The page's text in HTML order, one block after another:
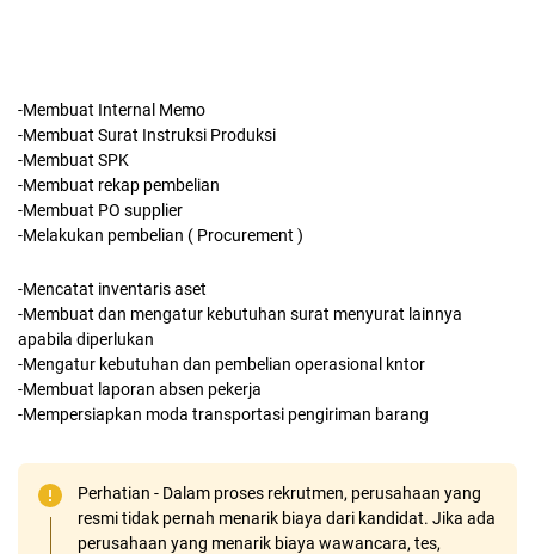
-Membuat Internal Memo
-Membuat Surat Instruksi Produksi
-Membuat SPK
-Membuat rekap pembelian
-Membuat PO supplier
-Melakukan pembelian ( Procurement )
-Mencatat inventaris aset
-Membuat dan mengatur kebutuhan surat menyurat lainnya
apabila diperlukan
-Mengatur kebutuhan dan pembelian operasional kntor
-Membuat laporan absen pekerja
-Mempersiapkan moda transportasi pengiriman barang
Perhatian - Dalam proses rekrutmen, perusahaan yang
resmi tidak pernah menarik biaya dari kandidat. Jika ada
perusahaan yang menarik biaya wawancara, tes,